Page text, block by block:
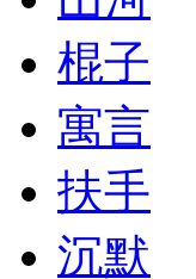
棍子
寓言
扶手
沉默